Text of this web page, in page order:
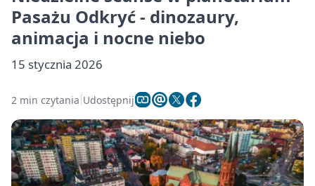
Pasażu Odkryć - dinozaury,
animacja i nocne niebo
15 stycznia 2026
2 min czytania Udostępnij